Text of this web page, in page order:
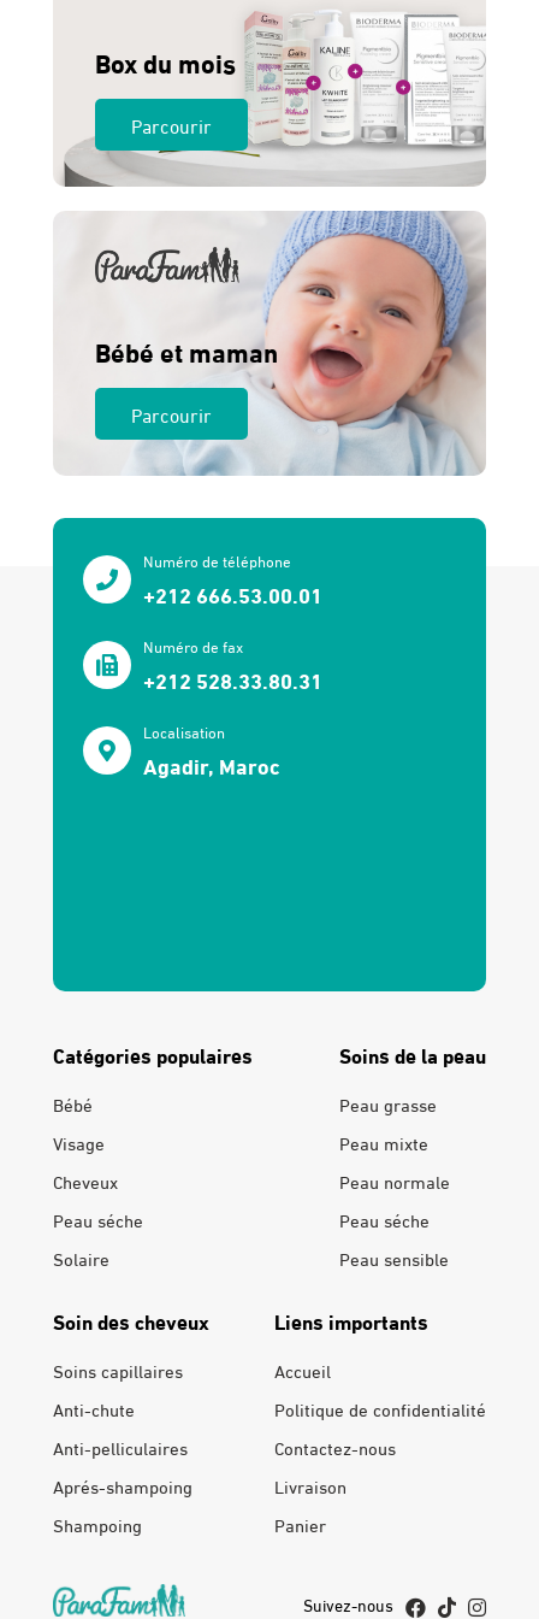
Box du mois
Parcourir
Bébé et maman
Parcourir
Numéro de téléphone
+212 666.53.00.01
Numéro de fax
+212 528.33.80.31
Localisation
Agadir, Maroc
Catégories populaires
Bébé
Visage
Cheveux
Peau séche
Solaire
Soins de la peau
Peau grasse
Peau mixte
Peau normale
Peau séche
Peau sensible
Soin des cheveux
Soins capillaires
Anti-chute
Anti-pelliculaires
Aprés-shampoing
Shampoing
Liens importants
Accueil
Politique de confidentialité
Contactez-nous
Livraison
Panier
Suivez-nous